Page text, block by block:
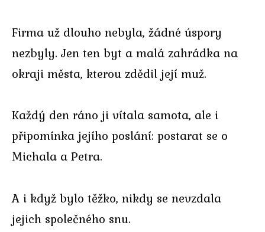
Firma už dlouho nebyla, žádné úspory
nezbyly. Jen ten byt a malá zahrádka na
okraji města, kterou zdědil její muž.
Každý den ráno ji vítala samota, ale i
připomínka jejího poslání: postarat se o
Michala a Petra.
A i když bylo těžko, nikdy se nevzdala
jejich společného snu.